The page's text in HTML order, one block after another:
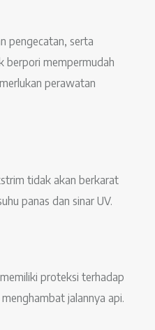
pengecatan, serta
berpori mempermudah
perawatan
tidak akan berkarat
panas dan sinar UV.
proteksi terhadap
jalannya api.